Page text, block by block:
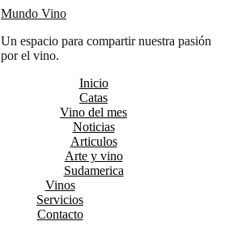
Mundo Vino
Un espacio para compartir nuestra pasión
por el vino.
Inicio
Catas
Vino del mes
Noticias
Articulos
Arte y vino
Sudamerica
Vinos
Servicios
Contacto